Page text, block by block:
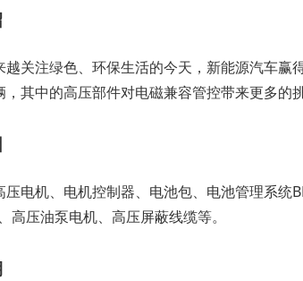
越关注绿色、环保生活的今天，新能源汽车
其中的高压部件对电磁兼容管控带来更多的挑
压电机、电机控制器、电池包、电池管理系统
高压油泵电机、高压屏蔽线缆等。